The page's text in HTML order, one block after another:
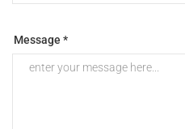
Message *